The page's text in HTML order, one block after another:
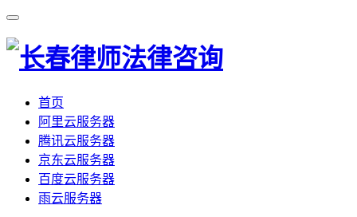
首页
阿里云服务器
腾讯云服务器
京东云服务器
百度云服务器
雨云服务器